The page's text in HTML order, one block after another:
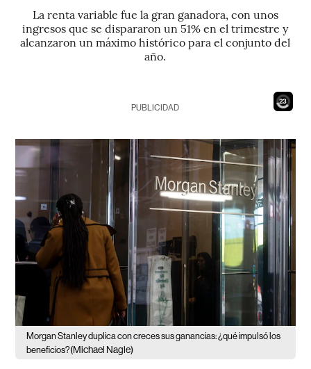
La renta variable fue la gran ganadora, con unos
ingresos que se dispararon un 51% en el trimestre y
alcanzaron un máximo histórico para el conjunto del
año.
21
PUBLICIDAD
Morgan Stanley duplica con creces sus ganancias: ¿qué impulsó los
beneficios?(Michael Nagle)